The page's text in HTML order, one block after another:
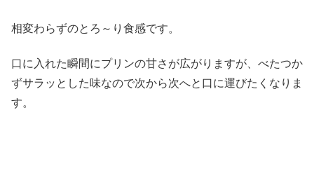
相変わらずのとろ～り食感です。
口に入れた瞬間にプリンの甘さが広がりますが、べたつか
ずサラッとした味なので次から次へと口に運びたくなりま
す。